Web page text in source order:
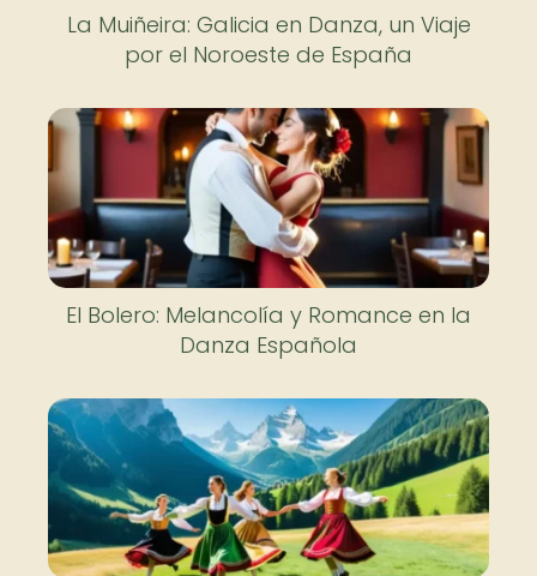
La Muiñeira: Galicia en Danza, un Viaje
por el Noroeste de España
El Bolero: Melancolía y Romance en la
Danza Española